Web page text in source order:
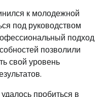
к молодежной
под руководством
подход
позволили
свой уровень
пробиться в